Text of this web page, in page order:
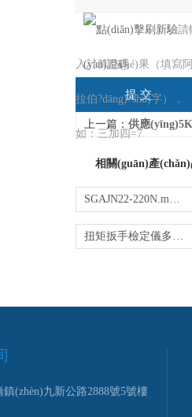
請
入計算結(jié)果（填寫
拉伯?dāng)?shù)字），
如：三加四=7
上一篇： 供應(yīng)5KN
相關(guān)產
SGAJN22-220N.m便攜式扭力測試儀 傳感器動力
扭矩扳手檢定儀多少錢
(zhèn)九新公路2888號5號樓